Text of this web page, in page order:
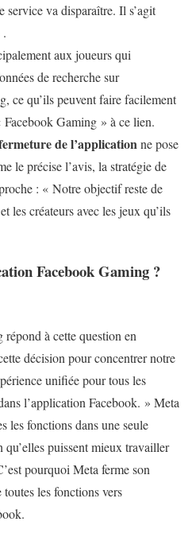
service va disparaître. Il s’agit
.
aux joueurs qui
de recherche sur
ce qu’ils peuvent faire facilement
Facebook Gaming » à ce lien.
de l’applicationne pose
le précise l’avis, la stratégie de
: « Notre objectif reste de
les créateurs avec les jeux qu’ils
Facebook Gaming ?
à cette question en
décision pour concentrer notre
unifiée pour tous les
l’application Facebook. » Meta
les fonctions dans une seule
puissent mieux travailler
pourquoi Meta ferme son
les fonctions vers